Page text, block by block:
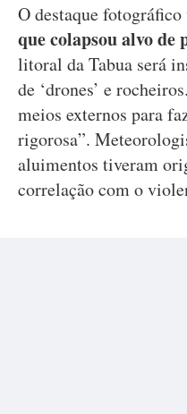
O destaque
que colapsou alvo de
litoral da Tabua será
de ‘drones’ e
meios externos para
rigorosa”.
aluimentos tiveram
correlação com o